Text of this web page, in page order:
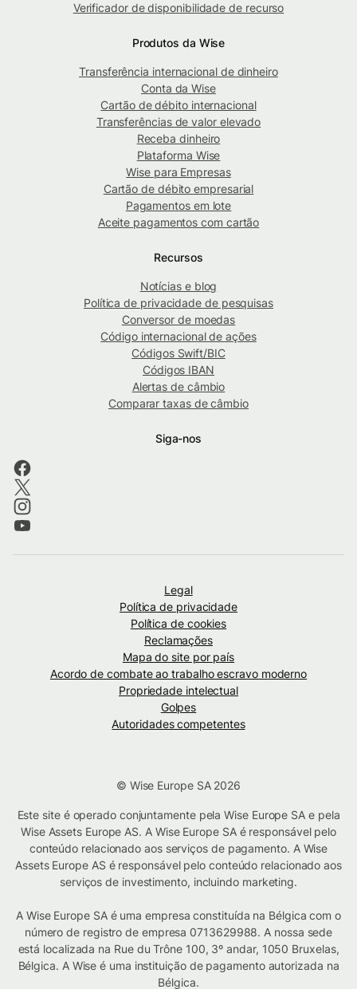
Verificador de disponibilidade de recurso
Produtos da Wise
Transferência internacional de dinheiro
Conta da Wise
Cartão de débito internacional
Transferências de valor elevado
Receba dinheiro
Plataforma Wise
Wise para Empresas
Cartão de débito empresarial
Pagamentos em lote
Aceite pagamentos com cartão
Recursos
Notícias e blog
Política de privacidade de pesquisas
Conversor de moedas
Código internacional de ações
Códigos Swift/BIC
Códigos IBAN
Alertas de câmbio
Comparar taxas de câmbio
Siga-nos
Legal
Política de privacidade
Política de cookies
Reclamações
Mapa do site por país
Acordo de combate ao trabalho escravo moderno
Propriedade intelectual
Golpes
Autoridades competentes
© Wise Europe SA 2026
Este site é operado conjuntamente pela Wise Europe SA e pela
Wise Assets Europe AS. A Wise Europe SA é responsável pelo
conteúdo relacionado aos serviços de pagamento. A Wise
Assets Europe AS é responsável pelo conteúdo relacionado aos
serviços de investimento, incluindo marketing.
A Wise Europe SA é uma empresa constituída na Bélgica com o
número de registro de empresa 0713629988. A nossa sede
está localizada na Rue du Trône 100, 3º andar, 1050 Bruxelas,
Bélgica. A Wise é uma instituição de pagamento autorizada na
Bélgica.